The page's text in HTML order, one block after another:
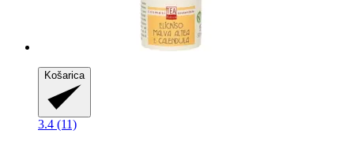
Košarica
3.4 (11)